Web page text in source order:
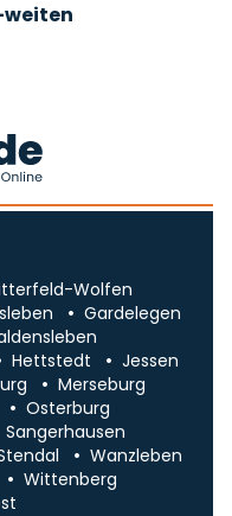
weiten
Wolfen
Gardelegen
Hettstedt
Jessen
Merseburg
Osterburg
Sangerhausen
Wanzleben
Wittenberg